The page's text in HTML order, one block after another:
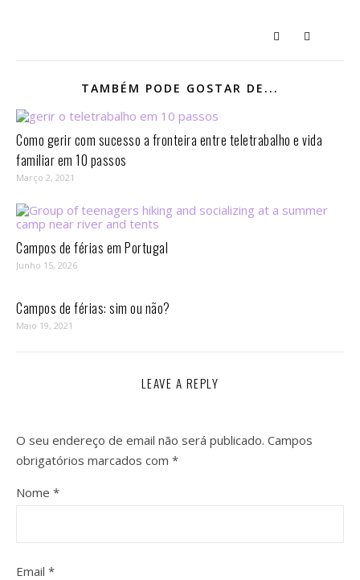
TAMBÉM PODE GOSTAR DE...
Como gerir com sucesso a fronteira entre teletrabalho e vida
familiar em 10 passos⁣
Março 2, 2021
Campos de férias em Portugal
Junho 15, 2026
Campos de férias: sim ou não?
Maio 19, 2021
LEAVE A REPLY
O seu endereço de email não será publicado. Campos
obrigatórios marcados com *
Nome *
Email *